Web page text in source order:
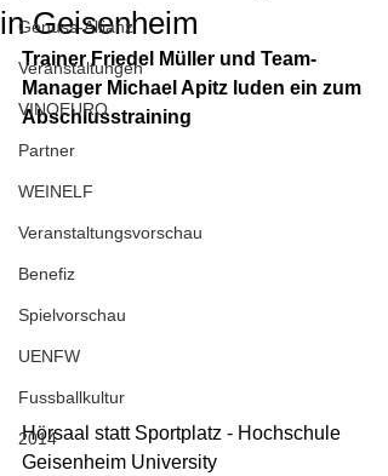
Genuss-Allianz
Veranstaltungen
VINOEURO
Partner
WEINELF
Veranstaltungsvorschau
Benefiz
Spielvorschau
UENFW
Fussballkultur
2014
in Geisenheim
Trainer Friedel Müller und Team-
Manager Michael Apitz luden ein zum
Abschlusstraining
Hörsaal statt Sportplatz - Hochschule
Geisenheim University